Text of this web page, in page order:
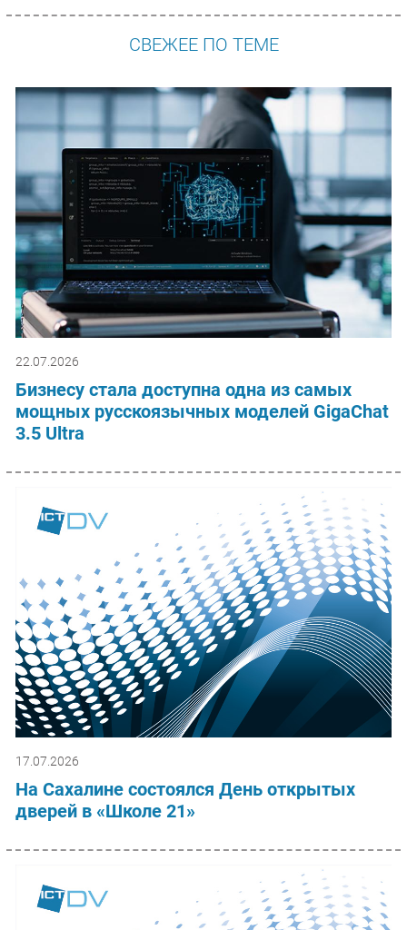
СВЕЖЕЕ ПО ТЕМЕ
22.07.2026
Бизнесу стала доступна одна из самых
мощных русскоязычных моделей GigaChat
3.5 Ultra
17.07.2026
На Сахалине состоялся День открытых
дверей в «Школе 21»